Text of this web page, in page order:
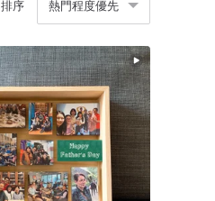
排序 熱門程度優先